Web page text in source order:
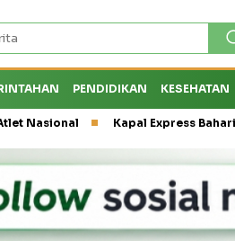
PENDIDIKAN KESEHATAN
Kapal Express Bahari 3F